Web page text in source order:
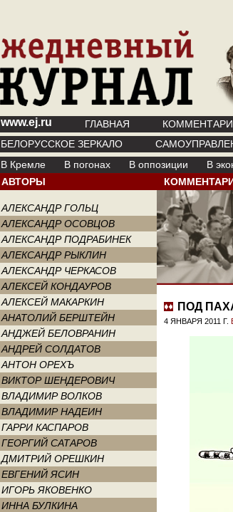
www.ej.ru ГЛАВНАЯ
БЕЛОРУССКОЕ ЗЕРКАЛО
В Кремле
В погонах В оппозиции В
АВТОРЫ
АЛЕКСАНДР ГОЛЬЦ
АЛЕКСАНДР ОСОВЦОВ
АЛЕКСАНДР ПОДРАБИНЕК
АЛЕКСАНДР РЫКЛИН
АЛЕКСАНДР ЧЕРКАСОВ
АЛЕКСЕЙ КОНДАУРОВ
АЛЕКСЕЙ МАКАРКИН
АНАТОЛИЙ БЕРШТЕЙН
АНДЖЕЙ БЕЛОВРАНИН
АНДРЕЙ СОЛДАТОВ
АНТОН ОРЕХЪ
ВИКТОР ШЕНДЕРОВИЧ
ВЛАДИМИР ВОЛКОВ
ВЛАДИМИР НАДЕИН
ГАРРИ КАСПАРОВ
ГЕОРГИЙ САТАРОВ
ДМИТРИЙ ОРЕШКИН
ЕВГЕНИЙ ЯСИН
ИГОРЬ ЯКОВЕНКО
ИННА БУЛКИНА
ПОД
4 ЯНВАРЯ 2011 Г.